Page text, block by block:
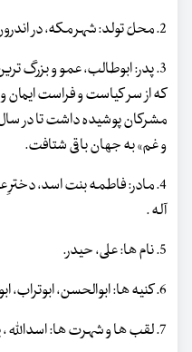
2. محلّ تولد: شهر مکه، در اندرون خانه خدا، یعنی کعبه.
3. پدر: ابوطالب، عمو و بزرگ
که از سر کیاست و فراست ایمان
مشرکان پوشیده داشت تا در
و غم» به جهان باقی شتافت.
4. مادر: فاطمه بنت اسد، دخترِ
آله .
5. نام ها: علی، حیدر.
6. کنیه ها: ابوالحسن، ابوتراب، ابوالائمّه، ابوالایتام.
7. لقب ها و شهرت ها: اسداللّه ، یداللّه ، سیف اللّه ، باب اللّه ، ولی الله ،